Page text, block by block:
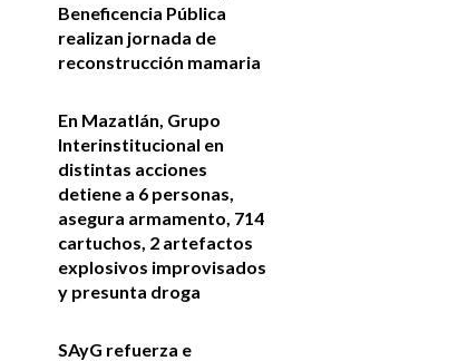
Beneficencia Pública
realizan jornada de
reconstrucción mamaria
En Mazatlán, Grupo
Interinstitucional en
distintas acciones
detiene a 6 personas,
asegura armamento, 714
cartuchos, 2 artefactos
explosivos improvisados
y presunta droga
SAyG refuerza e